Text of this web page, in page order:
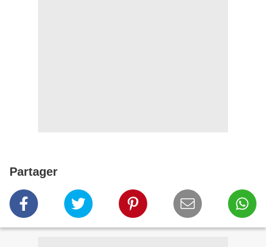
Partager